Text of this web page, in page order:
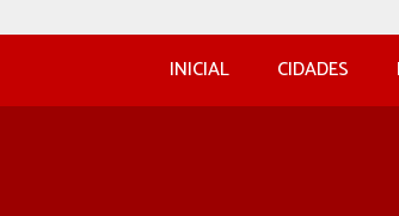
INICIAL CIDADES